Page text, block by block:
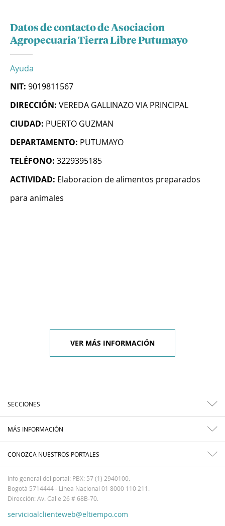
Datos de contacto de Asociacion
Agropecuaria Tierra Libre Putumayo
Ayuda
NIT: 9019811567
DIRECCIÓN: VEREDA GALLINAZO VIA PRINCIPAL
CIUDAD: PUERTO GUZMAN
DEPARTAMENTO: PUTUMAYO
TELÉFONO: 3229395185
ACTIVIDAD: Elaboracion de alimentos preparados
para animales
VER MÁS INFORMACIÓN
SECCIONES
MÁS INFORMACIÓN
CONOZCA NUESTROS PORTALES
Info general del portal: PBX: 57 (1) 2940100.
Bogotá 5714444 - Línea Nacional 01 8000 110 211.
Dirección: Av. Calle 26 # 68B-70.
servicioalclienteweb@eltiempo.com